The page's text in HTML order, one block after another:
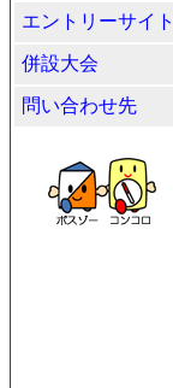
エントリーサイト
併設大会
問い合わせ先